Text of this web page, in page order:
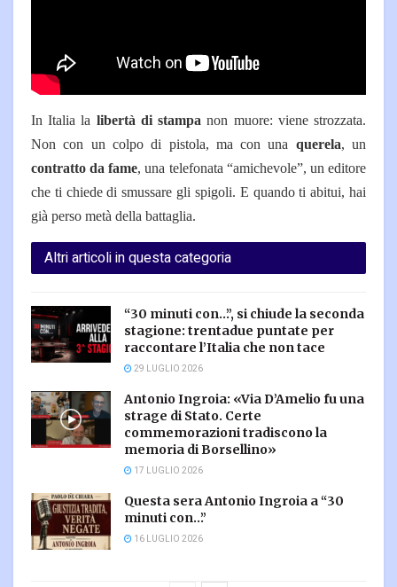
In Italia la libertà di stampa non muore: viene strozzata.
Non con un colpo di pistola, ma con una querela, un
contratto da fame, una telefonata “amichevole”, un editore
che ti chiede di smussare gli spigoli. E quando ti abitui, hai
già perso metà della battaglia.
Altri articoli in questa categoria
“30 minuti con…”, si chiude la seconda
stagione: trentadue puntate per
raccontare l’Italia che non tace
29 LUGLIO 2026
Antonio Ingroia: «Via D’Amelio fu una
strage di Stato. Certe
commemorazioni tradiscono la
memoria di Borsellino»
17 LUGLIO 2026
Questa sera Antonio Ingroia a “30
minuti con…”
16 LUGLIO 2026